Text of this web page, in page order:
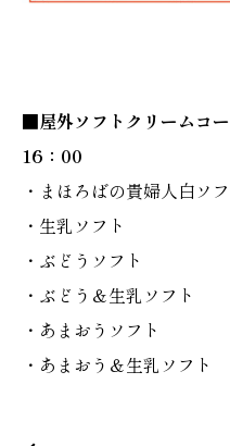
■屋外ソフトクリーム
16：00
・まほろばの貴婦人白ソ
・生乳ソフト
・ぶどうソフト
・ぶどう＆生乳ソフ
・あまおうソフト
・あまおう＆生乳ソフ